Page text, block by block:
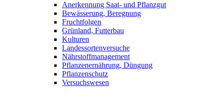
Anerkennung Saat- und Pflanzgut
Bewässerung, Beregnung
Fruchtfolgen
Grünland, Futterbau
Kulturen
Landessortenversuche
Nährstoffmanagement
Pflanzenernährung, Düngung
Pflanzenschutz
Versuchswesen